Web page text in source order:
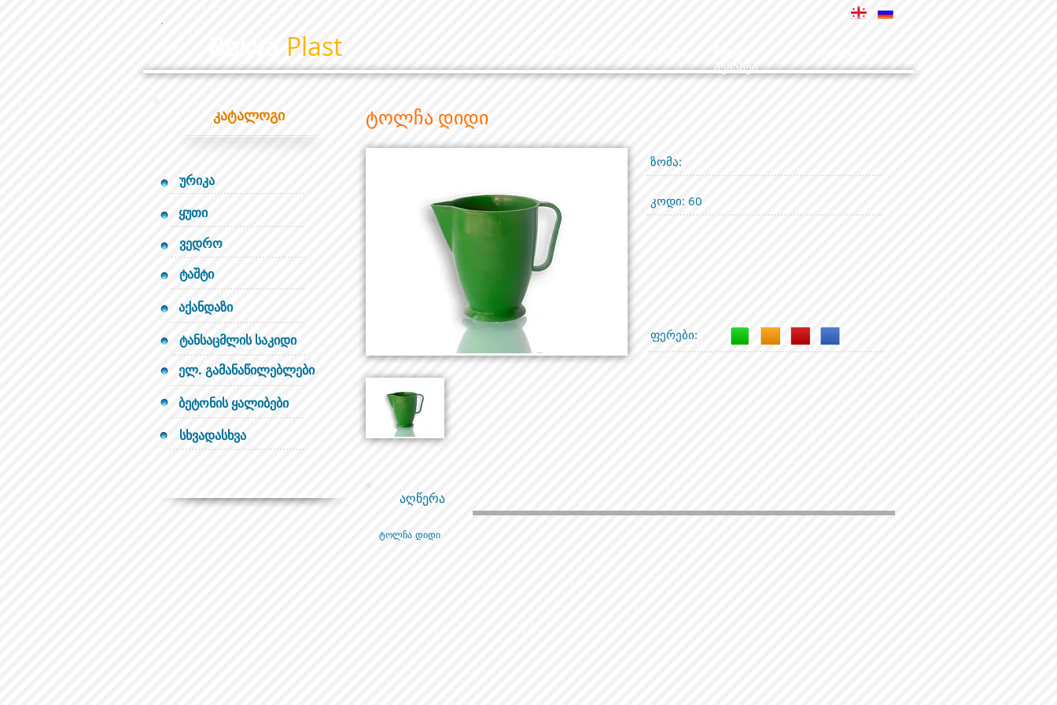
Plast
შესახებ
კატალოგი
ურიკა
ყუთი
ვედრო
ტაშტი
აქანდაზი
ტანსაცმლის საკიდი
ელ. გამანაწილებლები
ბეტონის ყალიბები
სხვადასხვა
ტოლჩა დიდი
ზომა:
კოდი: 60
ფერები:
აღწერა
ტოლჩა დიდი